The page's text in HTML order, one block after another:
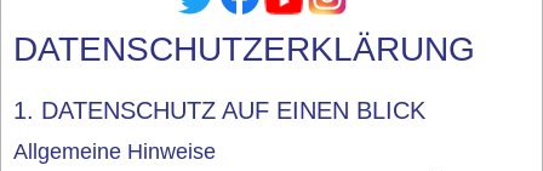
DATENSCHUTZERKLÄRUNG
1. DATENSCHUTZ AUF EINEN BLICK
Allgemeine Hinweise